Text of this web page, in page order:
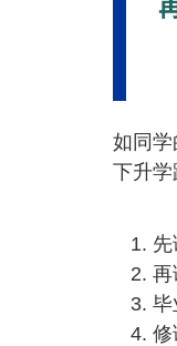
如同
下升
再
毕
修